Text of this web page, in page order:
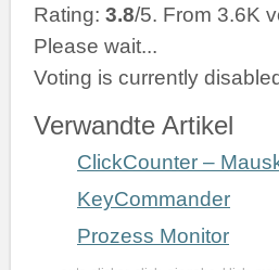
Rating: 3.8/5. From 3.6K
Please wait...
Voting is currently
Verwandte Artikel
ClickCounter –
KeyCommander
Prozess Monitor